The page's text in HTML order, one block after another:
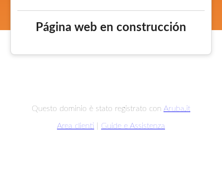
Página web en construcción
Questo dominio è stato registrato con Aruba.it
Area clienti Guide e Assistenza